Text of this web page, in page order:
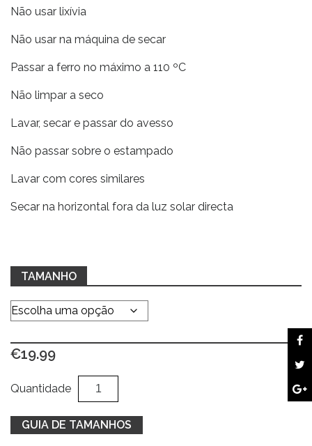
Não usar lixívia
Não usar na máquina de secar
Passar a ferro no máximo a 110 ºC
Não limpar a seco
Lavar, secar e passar do avesso
Não passar sobre o estampado
Lavar com cores similares
Secar na horizontal fora da luz solar directa
TAMANHO
€19.99
Quantidade
Quantidade
de
Sweat
cinza
GUIA DE TAMANHOS